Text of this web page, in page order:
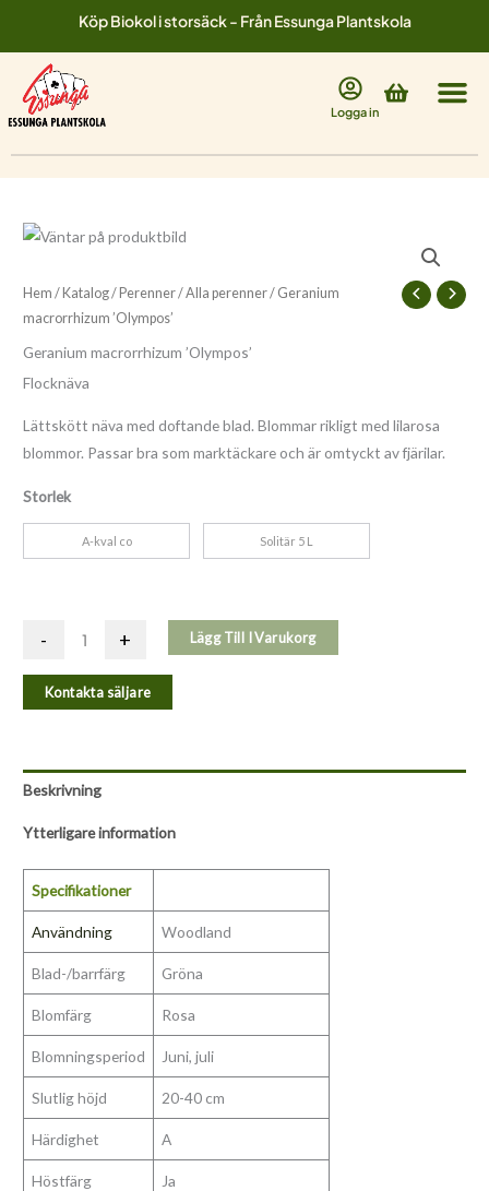
innehåll
Köp Biokol i storsäck - Från Essunga Plantskola
Logga in
Varukorg
Hem / Katalog/ Perenner/Alla perenner/ Geranium
macrorrhizum ’Olympos’
Geranium macrorrhizum ’Olympos’
Flocknäva
Lättskött näva med doftande blad. Blommar rikligt med lilarosa
blommor. Passar bra som marktäckare och är omtyckt av fjärilar.
Storlek
A-kval co Solitär 5 L
-
Geranium
'Olympos'
mängd
+ Lägg Till I Varukorg
Kontakta säljare
Beskrivning
Ytterligare information
Specifikationer
Användning Woodland
Blad-/barrfärg Gröna
Blomfärg Rosa
Blomningsperiod Juni, juli
Slutlig höjd 20-40 cm
Härdighet A
Höstfärg Ja